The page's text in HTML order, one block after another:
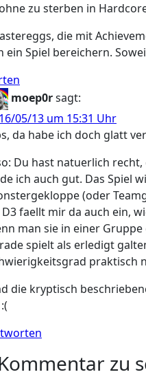
zu sterben in
die mit
ein Spiel bereichern.
moep0rsagt:
05/13 um 15:31 Uhr
da habe ich doch glatt
Du hast natuerlich
ich auch gut. Das Spiel
(oder
D3 faellt mir da auch ein,
man sie in einer
spielt als erledigt
praktisch
die kryptisch
zu